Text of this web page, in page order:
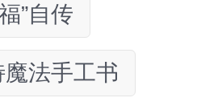
”自传
法手工书